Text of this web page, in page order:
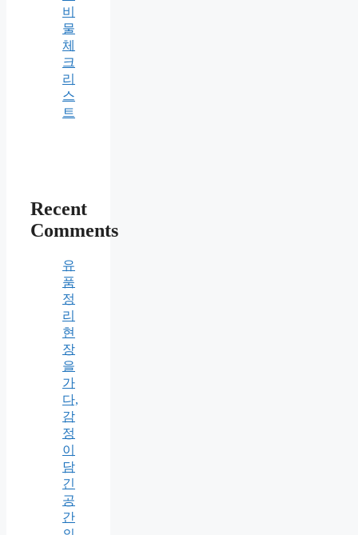
비
물
체
크
리
스
트
Recent
Comments
유
품
정
리
현
장
을
가
다,
감
정
이
담
긴
공
간